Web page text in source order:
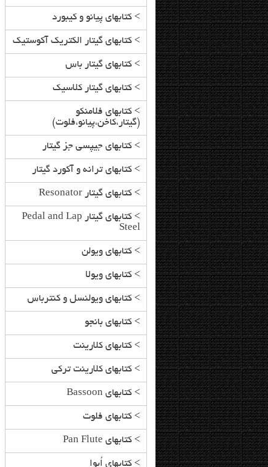
>کتابهای پیانو و کیبورد
>کتابهای گیتار الکتریک آکوستیک
>کتابهای گیتار باس
>کتابهای گیتار کلاسیک
>کتابهای فلامنکو
(گیتار،کاخن،پیانو،فلوت)
>کتابهای جیپسی جز گیتار
>کتابهای ترانه و آکورد گیتار
>کتابهای گیتار Resonator
>
کتابهای گیتار Pedal and Lap
Steel
>کتابهای ویولن
>کتابهای ویولا
>کتابهای ویولنسل و کنترباس
>کتابهای بانجو
>کتابهای کلارینت
>کتابهای کلارینت ترکی
>کتابهای Bassoon
>کتابهای فلوت
>کتابهای Pan Flute
>کتابهای اُبوا